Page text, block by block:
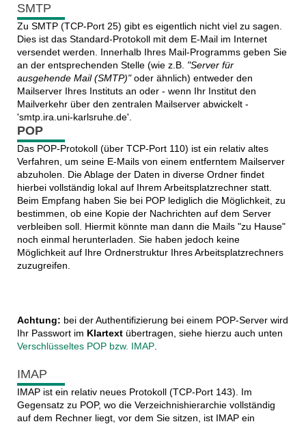
SMTP
Zu SMTP (TCP-Port 25) gibt es eigentlich nicht viel zu sagen.
Dies ist das Standard-Protokoll mit dem E-Mail im Internet
versendet werden. Innerhalb Ihres Mail-Programms geben Sie
an der entsprechenden Stelle (wie z.B. "Server für
ausgehende Mail (SMTP)"oder ähnlich) entweder den
Mailserver Ihres Instituts an oder - wenn Ihr Institut den
Mailverkehr über den zentralen Mailserver abwickelt -
'smtp.ira.uni-karlsruhe.de'.
POP
Das POP-Protokoll (über TCP-Port 110) ist ein relativ altes
Verfahren, um seine E-Mails von einem entferntem Mailserver
abzuholen. Die Ablage der Daten in diverse Ordner findet
hierbei vollständig lokal auf Ihrem Arbeitsplatzrechner statt.
Beim Empfang haben Sie bei POP lediglich die Möglichkeit, zu
bestimmen, ob eine Kopie der Nachrichten auf dem Server
verbleiben soll. Hiermit könnte man dann die Mails "zu Hause"
noch einmal herunterladen. Sie haben jedoch keine
Möglichkeit auf Ihre Ordnerstruktur Ihres Arbeitsplatzrechners
zuzugreifen.
Achtung: bei der Authentifizierung bei einem POP-Server wird
Ihr Passwort im Klartextübertragen, siehe hierzu auch unten
Verschlüsseltes POP bzw. IMAP.
IMAP
IMAP ist ein relativ neues Protokoll (TCP-Port 143). Im
Gegensatz zu POP, wo die Verzeichnishierarchie vollständig
auf dem Rechner liegt, vor dem Sie sitzen, ist IMAP ein